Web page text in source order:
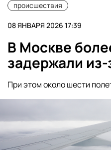
происшествия
08 ЯНВАРЯ 2026 17:39
В Москве
задержали
При этом около шести